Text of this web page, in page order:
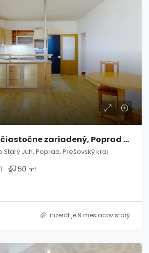
2 izbový byt, čiastočne zariadený, Poprad / Starý Juh
Juh, Poprad, Prešovský kraj
1 50 m²
inzerát je 9 mesiacov starý